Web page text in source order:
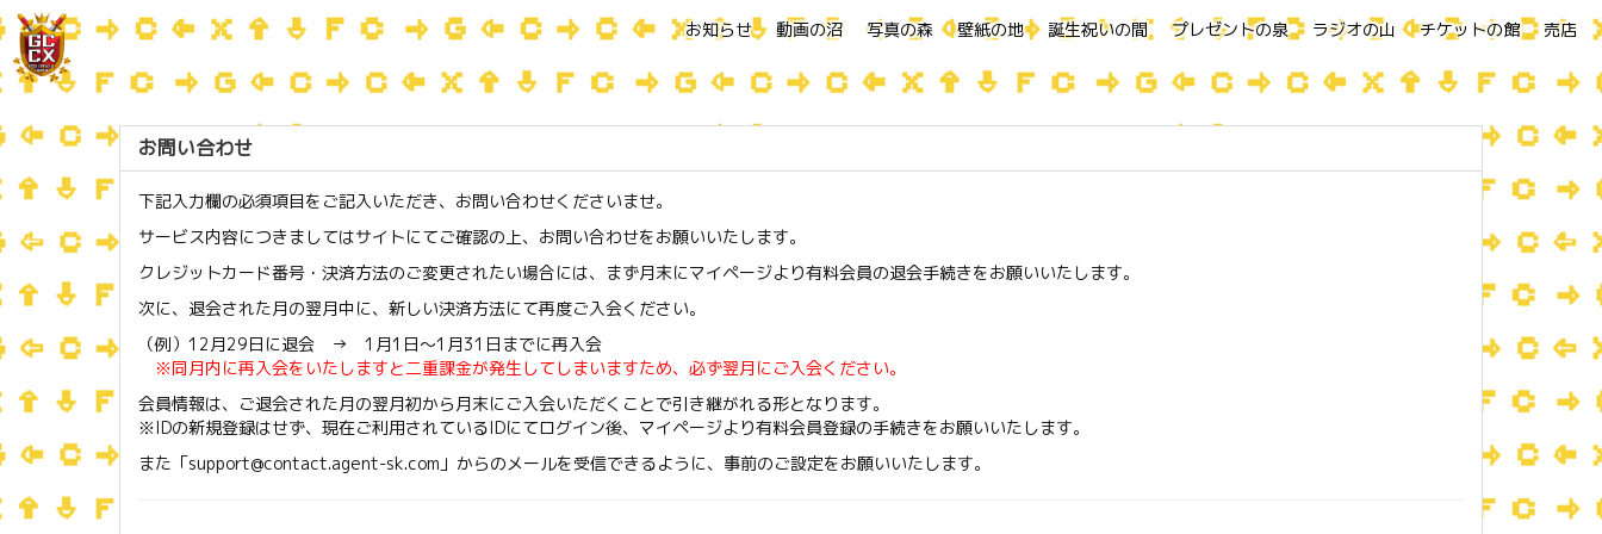
お知らせ 動画の沼 写真の森 壁紙の地 誕生祝いの間 プレゼントの泉 ラジオの山 チケットの館 売店
お問い合わせ
下記入力欄の必須項目をご記入いただき、お問い合わせくださいませ。
サービス内容につきましてはサイトにてご確認の上、お問い合わせをお願いいたします。
クレジットカード番号・決済方法のご変更されたい場合には、まず月末にマイページより有料会員の退会手続きをお願いいたします。
次に、退会された月の翌月中に、新しい決済方法にて再度ご入会ください。
（例）12月29日に退会 → 1月1日〜1月31日までに再入会
※同月内に再入会をいたしますと二重課金が発生してしまいますため、必ず翌月にご入会ください。
会員情報は、ご退会された月の翌月初から月末にご入会いただくことで引き継がれる形となります。
※IDの新規登録はせず、現在ご利用されているIDにてログイン後、マイページより有料会員登録の手続きをお願いいたします。
また「support@contact.agent-sk.com」からのメールを受信できるように、事前のご設定をお願いいたします。